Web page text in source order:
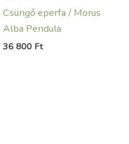
Csüngő eperfa / Morus
Alba Pendula
36 800 Ft